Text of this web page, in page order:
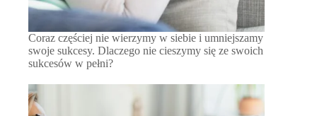
Coraz częściej nie wierzymy w siebie i umniejszamy
swoje sukcesy. Dlaczego nie cieszymy się ze swoich
sukcesów w pełni?